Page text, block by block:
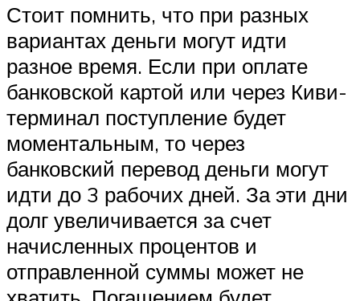
Стоит помнить, что при разных
вариантах деньги могут идти
разное время. Если при оплате
банковской картой или через Киви-
терминал поступление будет
моментальным, то через
банковский перевод деньги могут
идти до 3 рабочих дней. За эти дни
долг увеличивается за счет
начисленных процентов и
отправленной суммы может не